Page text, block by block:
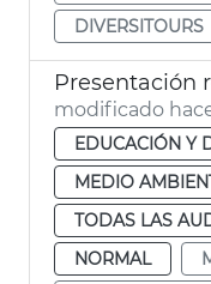
DIVERSITOURS
Presentación
modificado
EDUCACIÓN Y
MEDIO
TODAS LAS
NORMAL